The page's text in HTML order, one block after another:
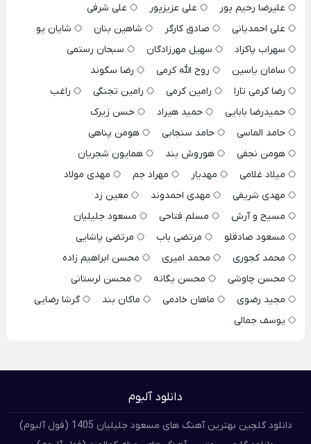
علیرضا رحیم پور
علی عزیزپور
علی شرفی
علی احمدیانی
صادق کارگر شاهین بنان
شایان یو
سهراب پاکزاد
سهیل مهرزادگان
سبحان رستمی
سامان یاسین
روح الله کرمی
رضا سگوند
رضا کرمی تارا
رامین کرمی رامین تجنگی
راغب
حمیدرضا بابایی
حمید هیراد
حسن زیرک
حامد الماسی
حامد سنجابی
هومن پناهی
هومن نجفی
هوروش بند
همایون شجریان
میلاد غلامی
مهدیار مهراد جم
مهدی مولاد
مهدی شریفی
مهدی احمدوند
معین زد
مسیح و آرش
مسلم فتاحی
مسعود جلیلیان
مسعود صادقلو
مرتضی باب
مرتضی پاشایی
محمد کجوری
محمد امیری
محسن ابراهیم زاده
محسن چاوشی
محسن یگانه
محسن لرستانی
مجید رضوی
ماهان خادمی ماکان بند
گرشا رضایی
یوسف جمالی
دانلود آلبوم
دانلود گلچین بهترین آهنگ های مسعود جلیلیان 1405 (فول آلبوم)